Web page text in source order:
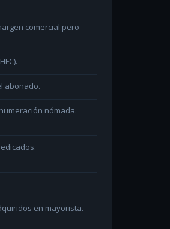
comercial pero
abonado.
nómada.
en mayorista.